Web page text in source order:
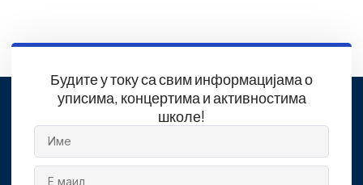
Будите у току са свим информацијама о
уписима, концертима и активностима
школе!